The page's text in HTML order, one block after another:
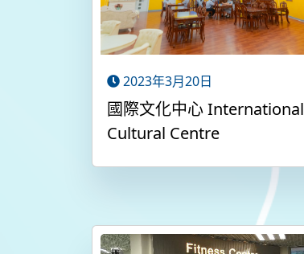
2023年3月20日
國際文化中心 International
Cultural Centre